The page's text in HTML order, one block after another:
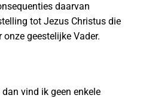
daarvan
tot Jezus Christus die
geestelijke Vader.
vind ik geen enkele